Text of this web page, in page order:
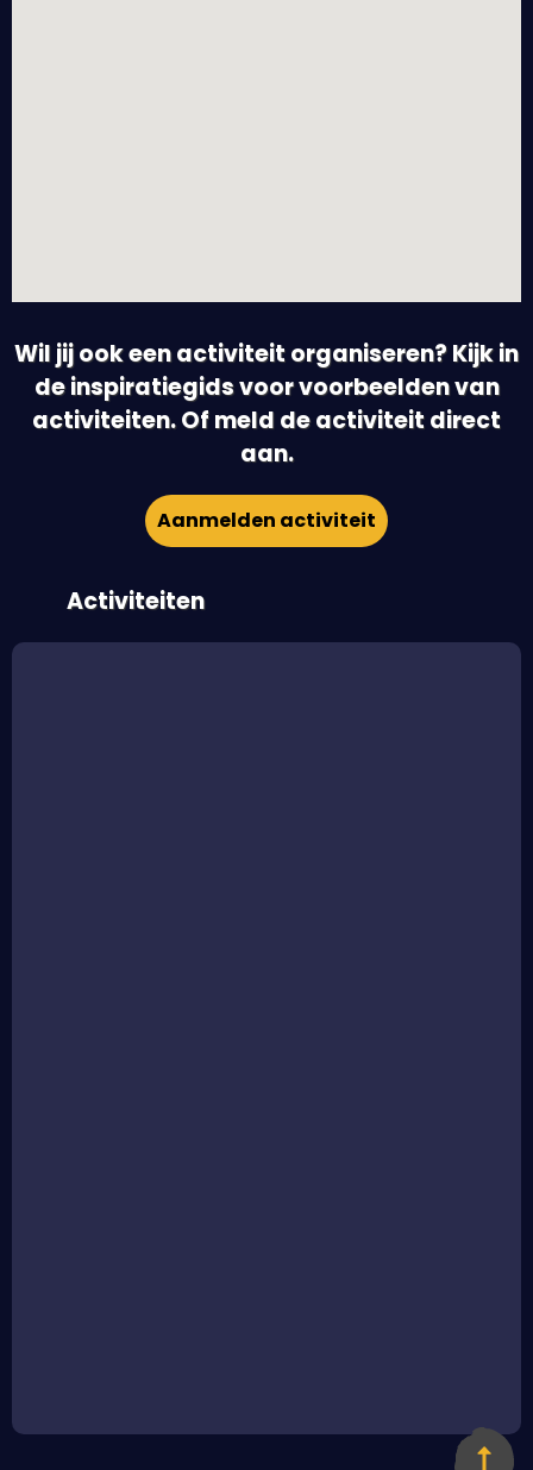
Wil jij ook een activiteit organiseren? Kijk in
de inspiratiegids voor voorbeelden van
activiteiten. Of meld de activiteit direct
aan.
Aanmelden activiteit
Activiteiten